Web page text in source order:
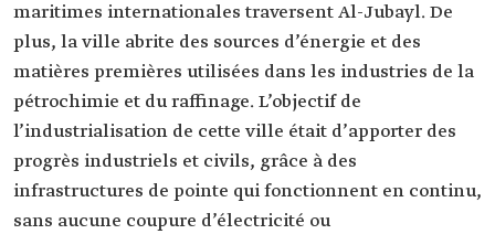
maritimes internationales traversent Al-Jubayl. De
plus, la ville abrite des sources d’énergie et des
matières premières utilisées dans les industries de la
pétrochimie et du raffinage. L’objectif de
l’industrialisation de cette ville était d’apporter des
progrès industriels et civils, grâce à des
infrastructures de pointe qui fonctionnent en continu,
sans aucune coupure d’électricité ou